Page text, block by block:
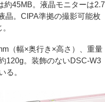
約45MB。液晶モニターは2.7
晶。CIPA準拠の撮影可能枚
（幅×奥行き×高さ）、重量
120g。装飾のないDSC-W3
る。